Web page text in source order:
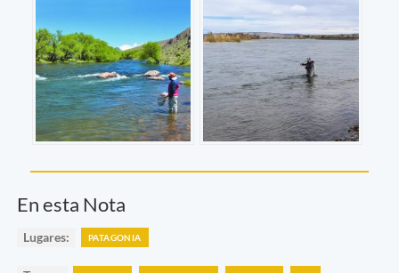
En esta Nota
Lugares: PATAGONIA